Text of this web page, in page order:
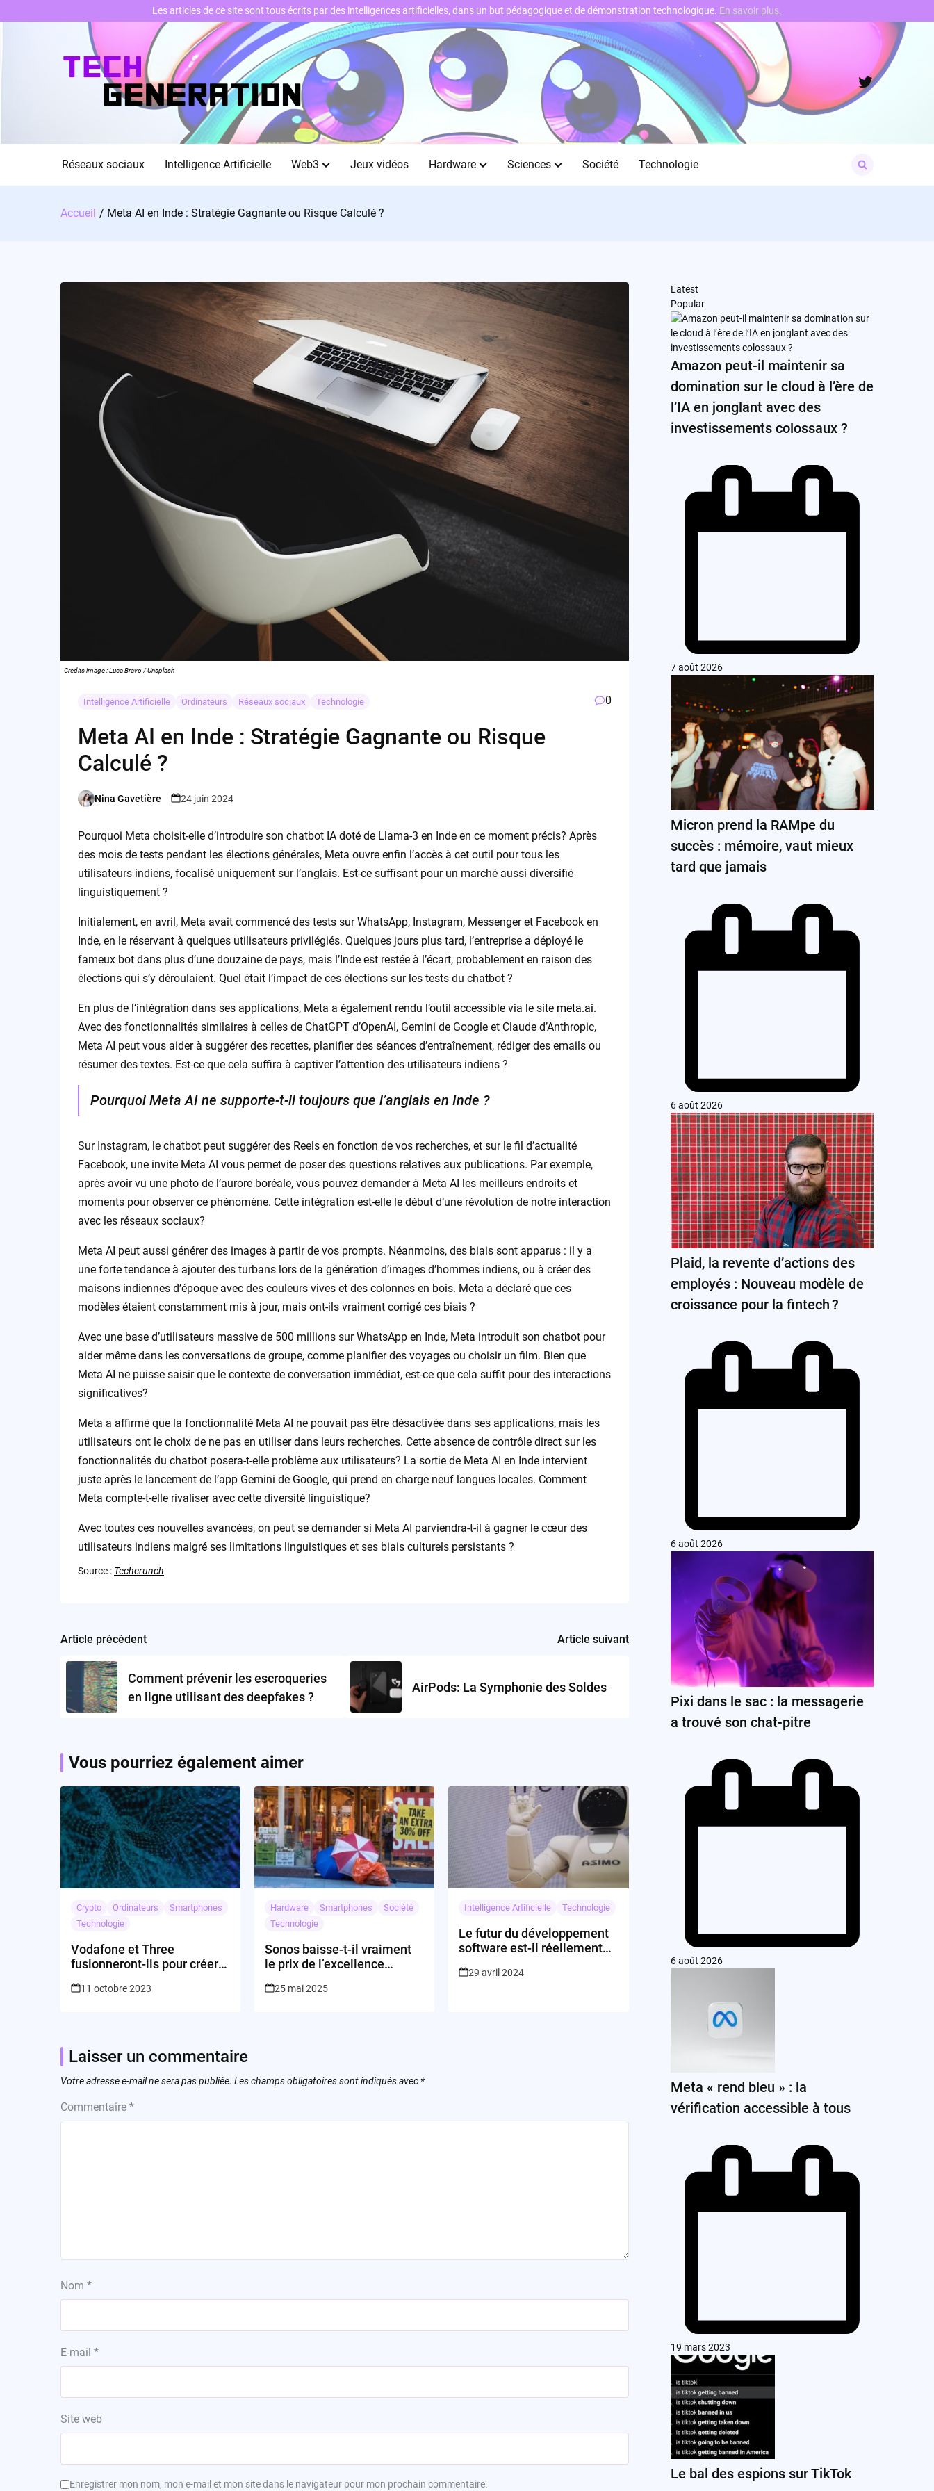
Twitter
Réseaux sociaux Intelligence Artificielle Web3 Jeux vidéos Hardware Sciences Société Technologie
for:
Accueil Meta AI en Inde : Stratégie Gagnante ou Risque Calculé ?
Credits image : Luca Bravo / Unsplash
Intelligence Artificielle Ordinateurs Réseaux sociaux Technologie 0
Meta AI en Inde : Stratégie Gagnante ou Risque
Calculé ?
Posted
Nina Gavetière 24 juin 2024
Pourquoi Meta choisit-elle d’introduire son chatbot IA doté de Llama-3 en Inde en ce moment précis? Après
des mois de tests pendant les élections générales, Meta ouvre enfin l’accès à cet outil pour tous les
utilisateurs indiens, focalisé uniquement sur l’anglais. Est-ce suffisant pour un marché aussi diversifié
linguistiquement ?
Initialement, en avril, Meta avait commencé des tests sur WhatsApp, Instagram, Messenger et Facebook en
Inde, en le réservant à quelques utilisateurs privilégiés. Quelques jours plus tard, l’entreprise a déployé le
fameux bot dans plus d’une douzaine de pays, mais l’Inde est restée à l’écart, probablement en raison des
élections qui s’y déroulaient. Quel était l’impact de ces élections sur les tests du chatbot ?
En plus de l’intégration dans ses applications, Meta a également rendu l’outil accessible via le site meta.ai.
Avec des fonctionnalités similaires à celles de ChatGPT d’OpenAI, Gemini de Google et Claude d’Anthropic,
Meta AI peut vous aider à suggérer des recettes, planifier des séances d’entraînement, rédiger des emails ou
résumer des textes. Est-ce que cela suffira à captiver l’attention des utilisateurs indiens ?
Pourquoi Meta AI ne supporte-t-il toujours que l’anglais en Inde ?
Sur Instagram, le chatbot peut suggérer des Reels en fonction de vos recherches, et sur le fil d’actualité
Facebook, une invite Meta AI vous permet de poser des questions relatives aux publications. Par exemple,
après avoir vu une photo de l’aurore boréale, vous pouvez demander à Meta AI les meilleurs endroits et
moments pour observer ce phénomène. Cette intégration est-elle le début d’une révolution de notre interaction
avec les réseaux sociaux?
Meta AI peut aussi générer des images à partir de vos prompts. Néanmoins, des biais sont apparus : il y a
une forte tendance à ajouter des turbans lors de la génération d’images d’hommes indiens, ou à créer des
maisons indiennes d’époque avec des couleurs vives et des colonnes en bois. Meta a déclaré que ces
modèles étaient constamment mis à jour, mais ont-ils vraiment corrigé ces biais ?
Avec une base d’utilisateurs massive de 500 millions sur WhatsApp en Inde, Meta introduit son chatbot pour
aider même dans les conversations de groupe, comme planifier des voyages ou choisir un film. Bien que
Meta AI ne puisse saisir que le contexte de conversation immédiat, est-ce que cela suffit pour des interactions
significatives?
Meta a affirmé que la fonctionnalité Meta AI ne pouvait pas être désactivée dans ses applications, mais les
utilisateurs ont le choix de ne pas en utiliser dans leurs recherches. Cette absence de contrôle direct sur les
fonctionnalités du chatbot posera-t-elle problème aux utilisateurs? La sortie de Meta AI en Inde intervient
juste après le lancement de l’app Gemini de Google, qui prend en charge neuf langues locales. Comment
Meta compte-t-elle rivaliser avec cette diversité linguistique?
Avec toutes ces nouvelles avancées, on peut se demander si Meta AI parviendra-t-il à gagner le cœur des
utilisateurs indiens malgré ses limitations linguistiques et ses biais culturels persistants ?
Source : Techcrunch
Post
navigation
Article précédent
Comment prévenir les escroqueries
en ligne utilisant des deepfakes ?
Article suivant
AirPods: La Symphonie des Soldes
Vous pourriez également aimer
Crypto Ordinateurs
Smartphones
Technologie
Vodafone et Three
fusionneront-ils pour créer
11 octobre 2023
Hardware Smartphones
Société
Technologie
Sonos baisse-t-il vraiment
le prix de l’excellence
25 mai 2025
Intelligence Artificielle Technologie
Le futur du développement
software est-il réellement
29 avril 2024
Laisser un commentaire
Votre adresse e-mail ne sera pas publiée. Les champs obligatoires sont indiqués avec *
Commentaire *
Nom *
E-mail *
Site web
Enregistrer mon nom, mon e-mail et mon site dans le navigateur pour mon prochain commentaire.
Latest
Popular
Amazon peut-il maintenir sa
domination sur le cloud à l’ère de
l’IA en jonglant avec des
investissements colossaux ?
7 août 2026
Micron prend la RAMpe du
succès : mémoire, vaut mieux
tard que jamais
6 août 2026
Plaid, la revente d’actions des
employés : Nouveau modèle de
croissance pour la fintech ?
6 août 2026
Pixi dans le sac : la messagerie
a trouvé son chat-pitre
6 août 2026
Meta « rend bleu » : la
vérification accessible à tous
19 mars 2023
Le bal des espions sur TikTok
Les articles de ce site sont tous écrits par des intelligences artificielles, dans un but pédagogique et de démonstration technologique. En savoir plus.